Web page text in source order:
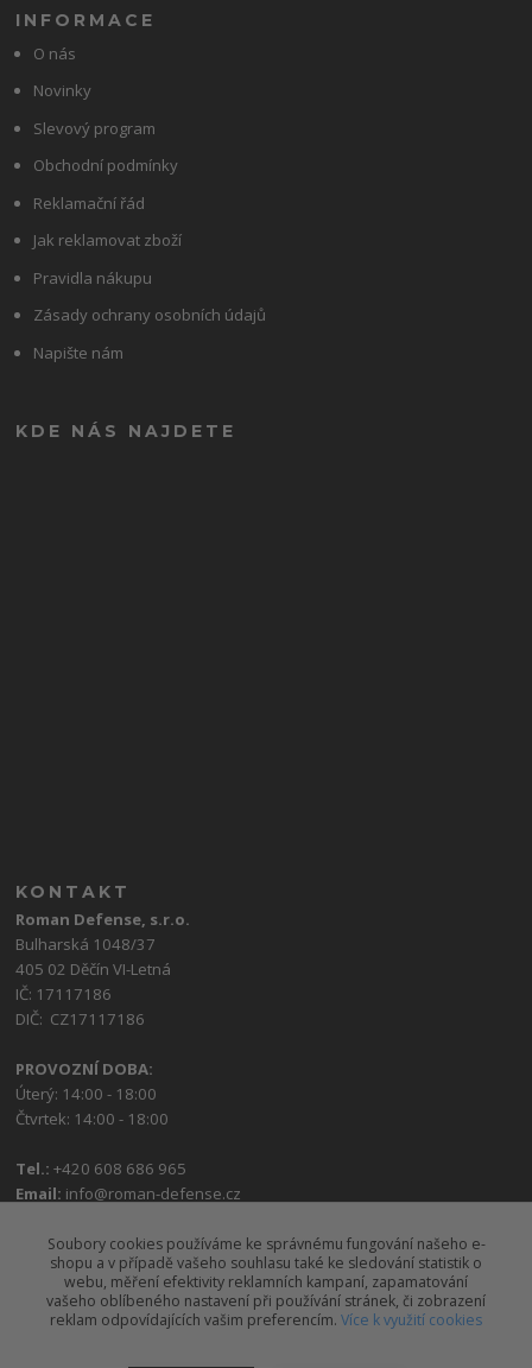
INFORMACE
O nás
Novinky
Slevový program
Obchodní podmínky
Reklamační řád
Jak reklamovat zboží
Pravidla nákupu
Zásady ochrany osobních údajů
Napište nám
KDE NÁS NAJDETE
KONTAKT
Roman Defense, s.r.o.
Bulharská 1048/37
405 02 Děčín VI-Letná
IČ: 17117186
DIČ: CZ17117186
PROVOZNÍ DOBA:
Úterý: 14:00 - 18:00
Čtvrtek: 14:00 - 18:00
Tel.:+420 608 686 965
Email: info@roman-defense.cz
Soubory cookies používáme ke správnému fungování našeho e-
shopu a v případě vašeho souhlasu také ke sledování statistik o
webu, měření efektivity reklamních kampaní, zapamatování
vašeho oblíbeného nastavení při používání stránek, či zobrazení
reklam odpovídajících vašim preferencím. Více k využití cookies